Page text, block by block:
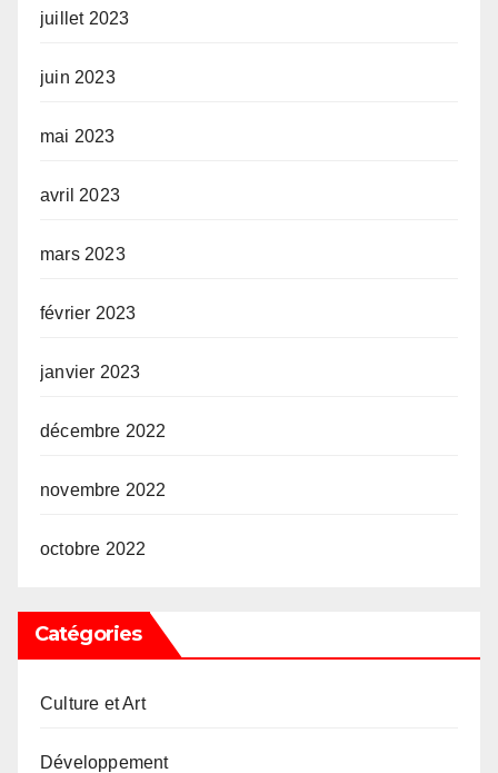
juillet 2023
juin 2023
mai 2023
avril 2023
mars 2023
février 2023
janvier 2023
décembre 2022
novembre 2022
octobre 2022
Catégories
Culture et Art
Développement